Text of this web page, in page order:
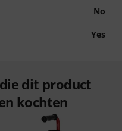
No
Yes
dit product
kochten